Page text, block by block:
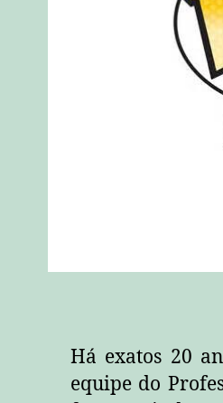
Há exatos 20
equipe do